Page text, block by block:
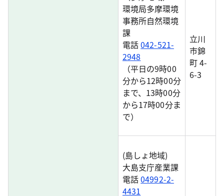
環境局多摩環境
事務所自然環境
課
電話042-521-
2948
（平日の9時00
分から12時00分
まで、13時00分
から17時00分ま
で）
立川
市錦
町 4-
6-3
(島しょ地域)
大島支庁産業課
電話04992-2-
4431